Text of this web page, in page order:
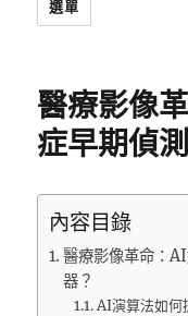
選單
醫療影像
症早期偵
內容目錄
醫療影像革命：
器？
AI演算法如何